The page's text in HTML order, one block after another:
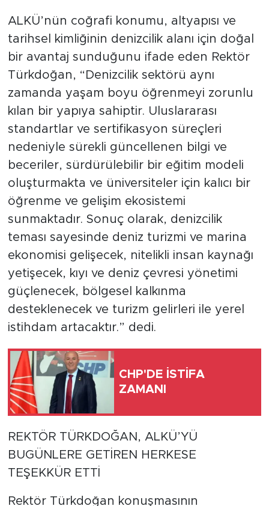
ALKÜ’nün coğrafi konumu, altyapısı ve
tarihsel kimliğinin denizcilik alanı için doğal
bir avantaj sunduğunu ifade eden Rektör
Türkdoğan, “Denizcilik sektörü aynı
zamanda yaşam boyu öğrenmeyi zorunlu
kılan bir yapıya sahiptir. Uluslararası
standartlar ve sertifikasyon süreçleri
nedeniyle sürekli güncellenen bilgi ve
beceriler, sürdürülebilir bir eğitim modeli
oluşturmakta ve üniversiteler için kalıcı bir
öğrenme ve gelişim ekosistemi
sunmaktadır. Sonuç olarak, denizcilik
teması sayesinde deniz turizmi ve marina
ekonomisi gelişecek, nitelikli insan kaynağı
yetişecek, kıyı ve deniz çevresi yönetimi
güçlenecek, bölgesel kalkınma
desteklenecek ve turizm gelirleri ile yerel
istihdam artacaktır.” dedi.
CHP'DE İSTİFA
ZAMANI
REKTÖR TÜRKDOĞAN, ALKÜ’YÜ
BUGÜNLERE GETİREN HERKESE
TEŞEKKÜR ETTİ
Rektör Türkdoğan konuşmasının